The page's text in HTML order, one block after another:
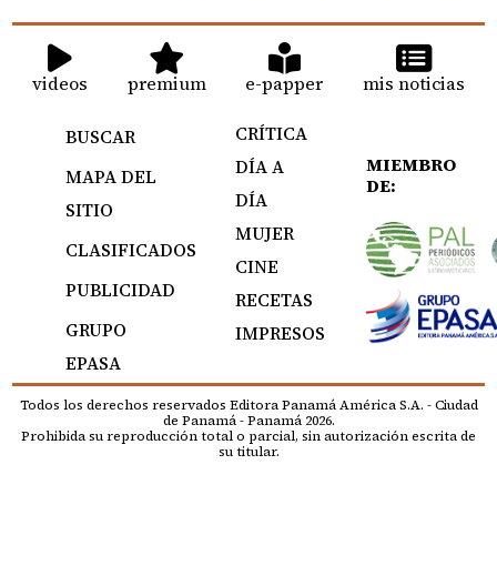
videos premium e-papper mis noticias
BUSCAR
MAPA DEL
SITIO
CLASIFICADOS
PUBLICIDAD
GRUPO
EPASA
CRÍTICA
DÍA A
DÍA
MUJER
CINE
RECETAS
IMPRESOS
MIEMBRO
DE:
Todos los derechos reservados Editora Panamá América S.A. - Ciudad
de Panamá - Panamá 2026.
Prohibida su reproducción total o parcial, sin autorización escrita de
su titular.